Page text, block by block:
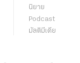
นิยาย
Podcast
มัลติมีเดีย